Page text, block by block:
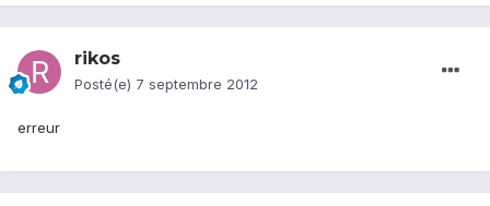
rikos
Posté(e) 7 septembre 2012
erreur